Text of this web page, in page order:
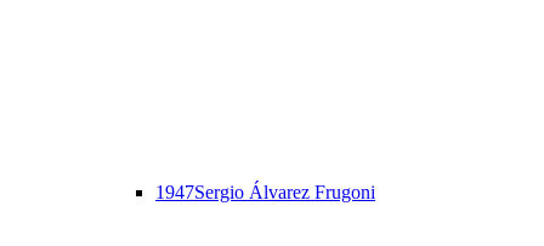
1947Sergio Álvarez Frugoni